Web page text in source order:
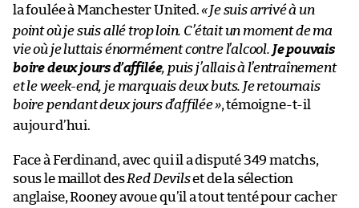
la foulée à Manchester United.«Je suis arrivé à un
point où je suis allé trop loin. C’était un moment de ma
vie où je luttais énormément contre l’alcool. Je pouvais
boire deux jours d’affilée, puis j’allais à l’entraînement
et le week-end, je marquais deux buts. Je retournais
boire pendant deux jours d’affilée», témoigne-t-il
aujourd’hui.
Face à Ferdinand, avec qui il a disputé 349 matchs,
sous le maillot desRed Devilset de la sélection
anglaise, Rooney avoue qu’il a tout tenté pour cacher